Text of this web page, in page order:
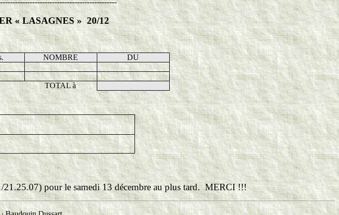
« LASAGNES » 20/12
NOMBRE
DU
TOTAL à
pour le samedi 13 décembre au plus tard. MERCI !!!